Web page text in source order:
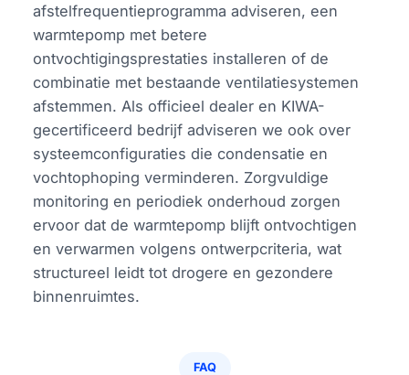
afstelfrequentieprogramma adviseren, een
warmtepomp met betere
ontvochtigingsprestaties installeren of de
combinatie met bestaande ventilatiesystemen
afstemmen. Als officieel dealer en KIWA-
gecertificeerd bedrijf adviseren we ook over
systeemconfiguraties die condensatie en
vochtophoping verminderen. Zorgvuldige
monitoring en periodiek onderhoud zorgen
ervoor dat de warmtepomp blijft ontvochtigen
en verwarmen volgens ontwerpcriteria, wat
structureel leidt tot drogere en gezondere
binnenruimtes.
FAQ